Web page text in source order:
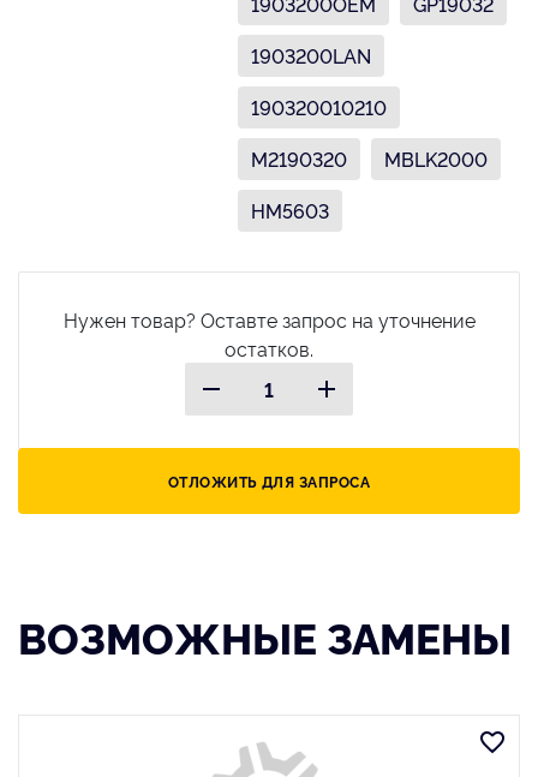
1903200LAN
190320010210
M2190320
MBLK2000
HM5603
Нужен товар? Оставте запрос на уточнение
остатков.
ОТЛОЖИТЬ ДЛЯ ЗАПРОСА
ВОЗМОЖНЫЕ ЗАМЕНЫ